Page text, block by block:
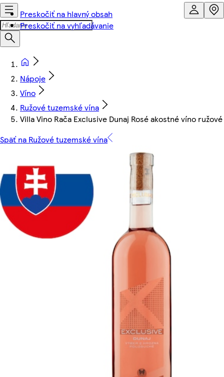
Preskočiť na hlavný obsah
Preskočiť na vyhľadávanie
Nápoje
Víno
Ružové tuzemské vína
Villa Vino Rača Exclusive Dunaj Rosé akostné víno
Späť na Ružové tuzemské vína